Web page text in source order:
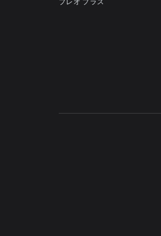
プレオ プラス